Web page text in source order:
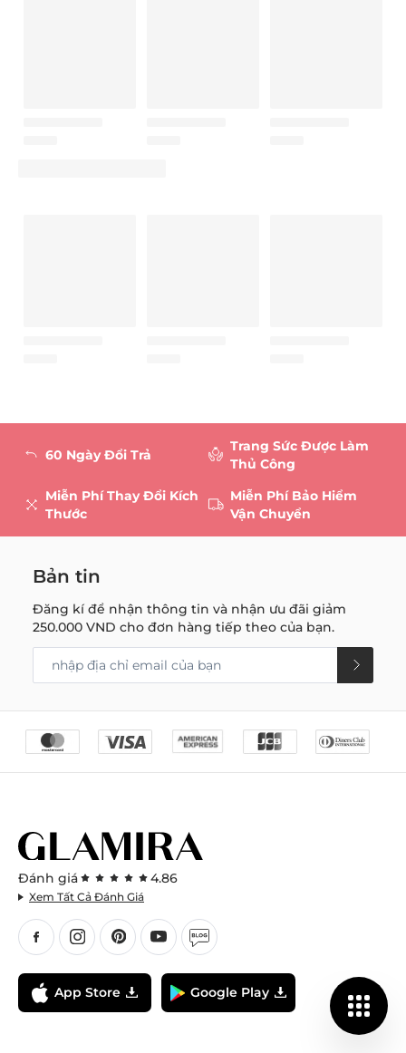
60 Ngày Đổi Trả
Miễn Phí Thay Đổi Kích
Thước
Trang Sức Được Làm
Thủ Công
Miễn Phí Bảo Hiểm
Vận Chuyển
Bản tin
Đăng kí để nhận thông tin và nhận ưu đãi giảm
250.000 VND cho đơn hàng tiếp theo của bạn.
Đánh giá 4.86
Xem Tất Cả Đánh Giá
App Store Google Play